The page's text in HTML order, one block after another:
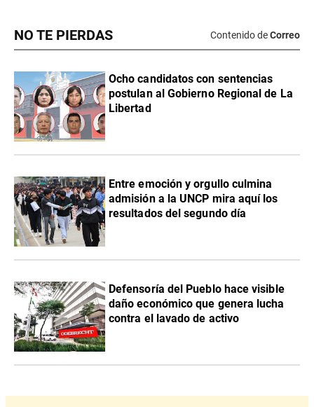
NO TE PIERDAS Contenido deCorreo
Ocho candidatos con sentencias
postulan al Gobierno Regional de La
Libertad
Entre emoción y orgullo culmina
admisión a la UNCP mira aquí los
resultados del segundo día
Defensoría del Pueblo hace visible
daño económico que genera lucha
contra el lavado de activo